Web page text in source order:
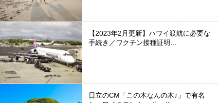
【2023年2月更新】ハワイ渡航に必要な
手続き／ワクチン接種証明...
日立のCM「この木なんの木♪」で有名